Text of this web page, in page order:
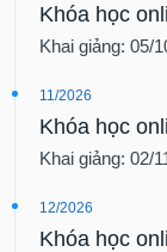
Khóa học
Khai giảng: 05/
11/2026
Khóa học
Khai giảng: 02/
12/2026
Khóa học